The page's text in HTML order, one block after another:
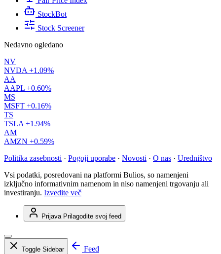
StockBot
Stock Screener
Nedavno ogledano
NV
NVDA +1.09%
AA
AAPL +0.60%
MS
MSFT +0.16%
TS
TSLA +1.94%
AM
AMZN +0.59%
Politika zasebnosti · Pogoji uporabe · Novosti · O nas · Uredništvo
Vsi podatki, posredovani na platformi Bulios, so namenjeni
izključno informativnim namenom in niso namenjeni trgovanju ali
investiranju. Izvedite več
Prijava Prilagodite svoj feed
Toggle Sidebar
Feed